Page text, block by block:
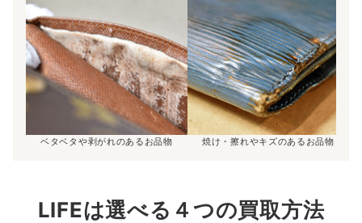
ベタベタや剥がれのあるお品物 焼け・擦れやキズのあるお品物
LIFEは選べる４つの買取方法